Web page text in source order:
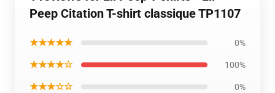
Peep Citation T-shirt classique TP1107
★★★★★ 0%
★★★★☆ 100%
★★★☆☆ 0%